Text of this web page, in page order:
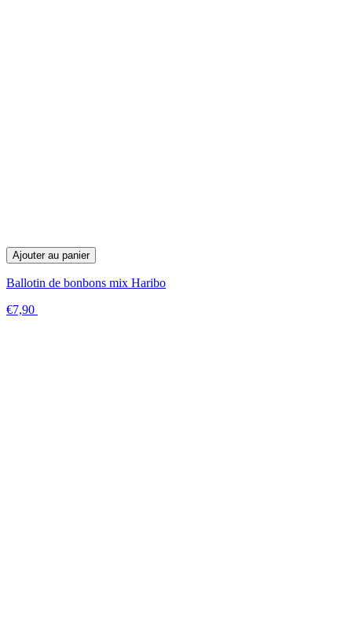
Ajouter au panier
Ballotin de bonbons mix Haribo
€7,90